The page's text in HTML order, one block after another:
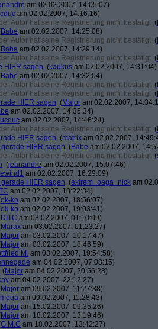
am 02.02.2007, 14:05:07)
am 02.02.2007, 14:16:16)
Autor hat seine Registrierung nicht bestätigt (
Babe am 02.02.2007, 14:25:08)
Autor hat seine Registrierung nicht bestätigt (
Babe am 02.02.2007, 14:29:14)
Autor hat seine Registrierung nicht bestätigt (
HIER sagen (kaukus am 02.02.2007, 14:31:04)
Babe am 02.02.2007, 14:32:04)
Autor hat seine Registrierung nicht bestätigt (
Autor hat seine Registrierung nicht bestätigt (
HIER sagen (Major am 02.02.2007,
am 02.02.2007, 14:35:34)
am 02.02.2007, 14:46:24)
Autor hat seine Registrierung nicht bestätigt (
HIER sagen (matrix am 02.02.2007,
HIER sagen (Babe am 02.02.2007,
Autor hat seine Registrierung nicht bestätigt (
(jeanandre am 02.02.2007, 15:07:46)
am 02.02.2007, 16:29:09)
HIER sagen (extrem_oaga_nick am
am 02.02.2007, 18:22:34)
ok-ko am 02.02.2007, 18:56:07)
ok-ko am 02.02.2007, 19:03:41)
DITC am 03.02.2007, 01:10:09)
Marax am 03.02.2007, 01:23:27)
Major am 03.02.2007, 10:17:47)
Major am 03.02.2007, 18:46:59)
M. am 03.02.2007, 19:54:58)
am 04.02.2007, 07:08:15)
(Major am 04.02.2007, 20:56:28)
am 04.02.2007, 22:12:27)
Major am 09.02.2007, 11:27:38)
am 09.02.2007, 11:28:43)
Major am 15.02.2007, 09:35:26)
Major am 18.02.2007, 13:19:46)
G.M.C am 18.02.2007, 13:42:27)